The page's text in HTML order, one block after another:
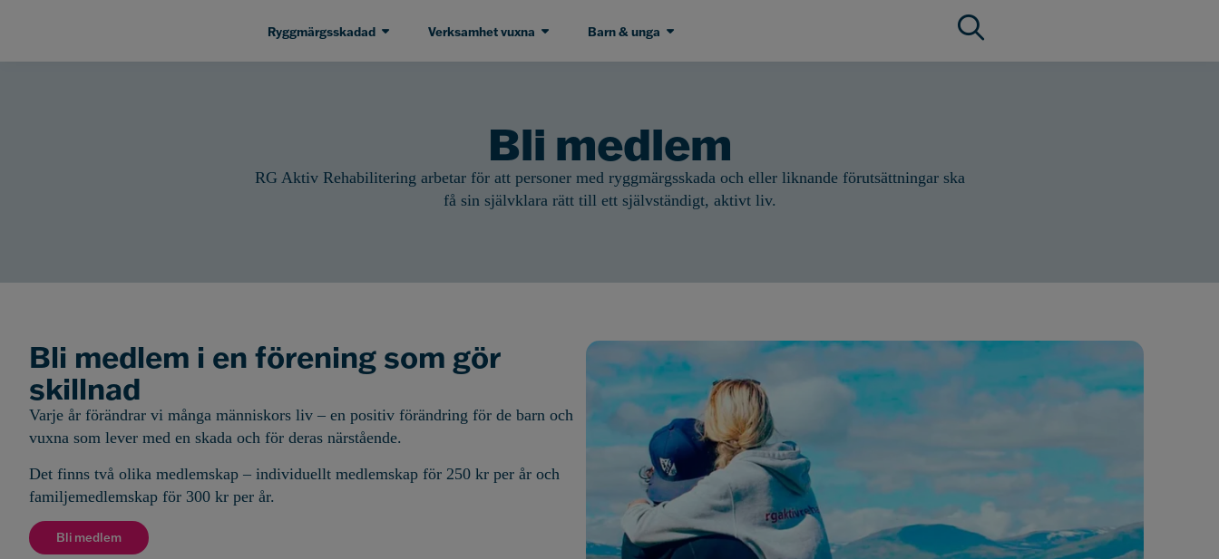
Ryggmärgsskadad Verksamhet vuxna Barn & unga
Bli medlem
RG Aktiv Rehabilitering arbetar för att personer med ryggmärgsskada och eller liknande förutsättningar ska
få sin självklara rätt till ett självständigt, aktivt liv.
Bli medlem i en förening som gör
skillnad
Varje år förändrar vi många människors liv – en positiv förändring för de barn och
vuxna som lever med en skada och för deras närstående.
Det finns två olika medlemskap – individuellt medlemskap för 250 kr per år och
familjemedlemskap för 300 kr per år.
Bli medlem